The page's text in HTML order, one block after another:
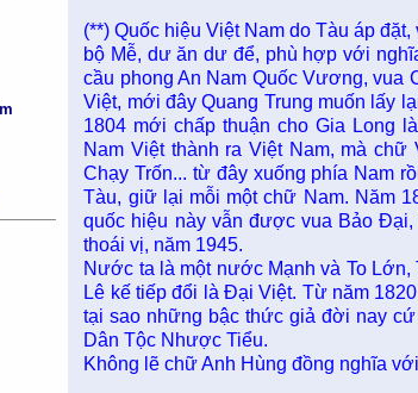
(**) Quốc hiệu Việt Nam do Tàu áp
bộ Mễ, dư ăn dư để, phù hợp với
cầu phong An Nam Quốc Vương,
Việt, mới đây Quang Trung muốn lấy
1804 mới chấp thuận cho Gia Long
Nam Việt thành ra Việt Nam, mà
Chạy Trốn... từ đây xuống phía Nam
Tàu, giữ lại mỗi một chữ Nam. Năm
quốc hiệu này vẫn được vua Bảo
thoái vị, năm 1945.
Nước ta là một nước Mạnh và To
Lê kế tiếp đổi là Ðại Việt. Từ năm
tại sao những bậc thức giả đời nay
Dân Tộc Nhược Tiểu.
Không lẽ chữ Anh Hùng đồng nghĩa